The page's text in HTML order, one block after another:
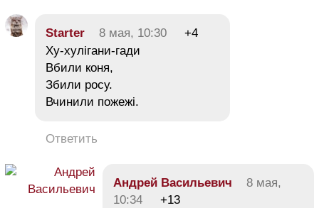
Starter 8 мая, 10:30
+4
Ху-хулігани-гади
Вбили коня,
Збили росу.
Вчинили пожежі.
Ответить
Андрей Васильевич
8 мая,
10:34
+13